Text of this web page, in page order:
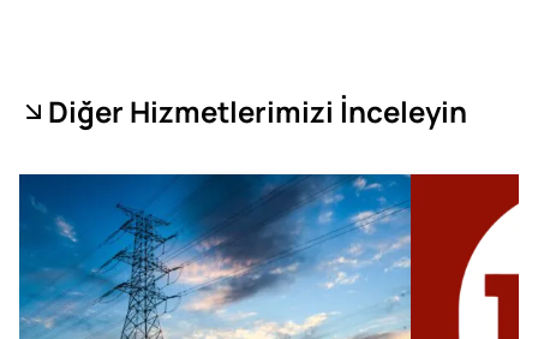
Diğer Hizmetlerimizi İnceleyin